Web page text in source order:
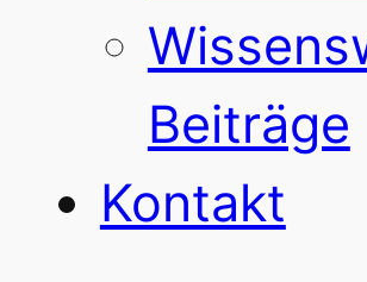
Beiträge
Kontakt